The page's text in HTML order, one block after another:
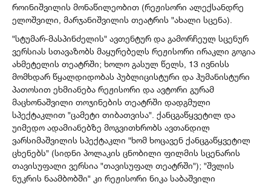
როინიშვილის მონაწილეობით (რეჟისორი ალექსანდრე
ელოშვილი, მარჯანიშვილის თეატრის "ახალი სცენა).
"სტუმარ-მასპინძელის" ავთენტურ და გამორჩეულ სცენურ
ვერსიას სთავაზობს მაყურებელს რეჟისორი ირაკლი გოგია
ახმეტელის თეატრში; ხოლო გასულ წელს, 13 ივნისს
მომხდარ წყალდიდობას პუბლიცისტური და ჰუმანისტური
პათოსით ეხმიანება რეჟისორი და ავტორი გურამ
მაცხონაშვილი თოჯინების თეატრში დადგმული
სპექტაკლით "ცამეტი თიბათვისა". ქანცგაწყვეტილ და
უიმედო ადამიანებზე მოგვითხრობს ავთანდილ
ვარსიმაშვილის სპექტაკლი "ხომ ხოცავენ ქანცგაწყვეტილ
ცხენებს" (სიდნი პოლაკის ცნობილი ფილმის სცენარის
თავისუფალი ვერსია "თავისუფალ თეატრში"); "შვლის
ნუკრის ნაამბობში" კი რეჟისორი ნიკა საბაშვილი